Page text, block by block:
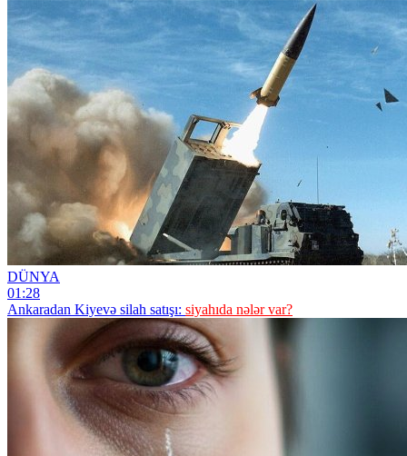
DÜNYA
01:28
Ankaradan Kiyevə silah satışı: siyahıda nələr var?